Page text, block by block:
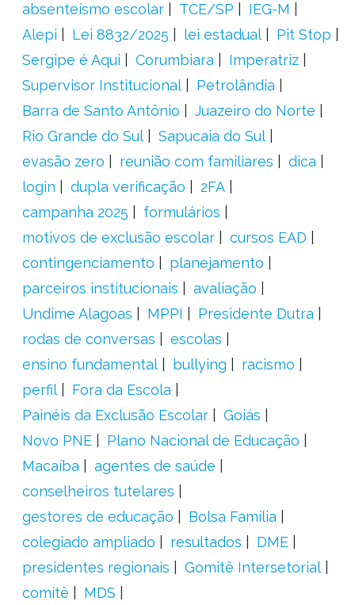
absenteísmo escolar
TCE/SP
IEG-M
Alepi
Lei 8832/2025 lei estadual
Pit Stop
Sergipe é Aqui
Corumbiara
Imperatriz
Supervisor Institucional
Petrolândia
Barra de Santo Antônio
Juazeiro do Norte
Rio Grande do Sul
Sapucaia do Sul
evasão zero
reunião com familiares
dica
login
dupla verificação
2FA
campanha 2025
formulários
motivos de exclusão escolar
cursos EAD
contingenciamento
planejamento
parceiros institucionais
avaliação
Undime Alagoas
MPPI
Presidente Dutra
rodas de conversas
escolas
ensino fundamental
bullying
racismo
perfil
Fora da Escola
Painéis da Exclusão Escolar
Goiás
Novo PNE
Plano Nacional de Educação
Macaíba
agentes de saúde
conselheiros tutelares
gestores de educação
Bolsa Família
colegiado ampliado
resultados
DME
presidentes regionais
Gomitê Intersetorial
comitê
MDS